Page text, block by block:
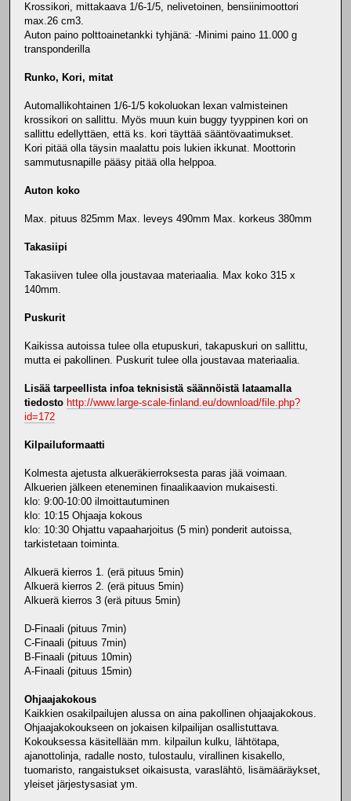
Krossikori, mittakaava 1/6-1/5, nelivetoinen, bensiinimoottori
max.26 cm3.
Auton paino polttoainetankki tyhjänä: -Minimi paino 11.000 g
transponderilla
Runko, Kori, mitat
Automallikohtainen 1/6-1/5 kokoluokan lexan valmisteinen
krossikori on sallittu. Myös muun kuin buggy tyyppinen kori on
sallittu edellyttäen, että ks. kori täyttää sääntövaatimukset.
Kori pitää olla täysin maalattu pois lukien ikkunat. Moottorin
sammutusnapille pääsy pitää olla helppoa.
Auton koko
Max. pituus 825mm Max. leveys 490mm Max. korkeus 380mm
Takasiipi
Takasiiven tulee olla joustavaa materiaalia. Max koko 315 x
140mm.
Puskurit
Kaikissa autoissa tulee olla etupuskuri, takapuskuri on sallittu,
mutta ei pakollinen. Puskurit tulee olla joustavaa materiaalia.
Lisää tarpeellista infoa teknisistä säännöistä lataamalla
tiedosto http://www.large-scale-finland.eu/download/file.php?
id=172
Kilpailuformaatti
Kolmesta ajetusta alkueräkierroksesta paras jää voimaan.
Alkuerien jälkeen eteneminen finaalikaavion mukaisesti.
klo: 9:00-10:00 ilmoittautuminen
klo: 10:15 Ohjaaja kokous
klo: 10:30 Ohjattu vapaaharjoitus (5 min) ponderit autoissa,
tarkistetaan toiminta.
Alkuerä kierros 1. (erä pituus 5min)
Alkuerä kierros 2. (erä pituus 5min)
Alkuerä kierros 3 (erä pituus 5min)
D-Finaali (pituus 7min)
C-Finaali (pituus 7min)
B-Finaali (pituus 10min)
A-Finaali (pituus 15min)
Ohjaajakokous
Kaikkien osakilpailujen alussa on aina pakollinen ohjaajakokous.
Ohjaajakokoukseen on jokaisen kilpailijan osallistuttava.
Kokouksessa käsitellään mm. kilpailun kulku, lähtötapa,
ajanottolinja, radalle nosto, tulostaulu, virallinen kisakello,
tuomaristo, rangaistukset oikaisusta, varaslähtö, lisämääräykset,
yleiset järjestysasiat ym.